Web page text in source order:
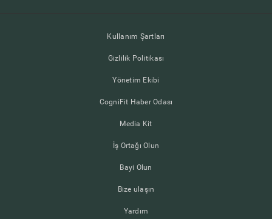
Kullanım Şartları
Gizlilik Politikası
Yönetim Ekibi
CogniFit Haber Odası
Media Kit
İş Ortağı Olun
Bayi Olun
Bize ulaşın
Yardım